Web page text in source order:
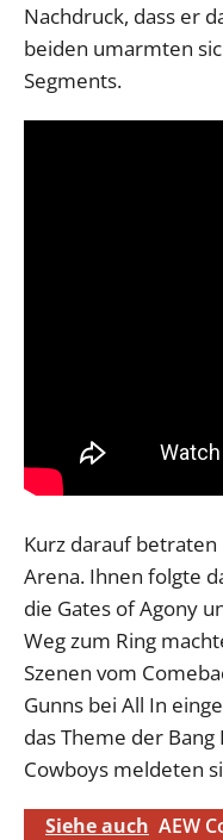
Nachdruck, dass er
beiden umarmten
Segments.
Kurz darauf betraten
Arena. Ihnen folgte
die Gates of Agony
Weg zum Ring
Szenen vom
Gunns bei All In
das Theme der Bang
Cowboys meldeten
Siehe auch AEW